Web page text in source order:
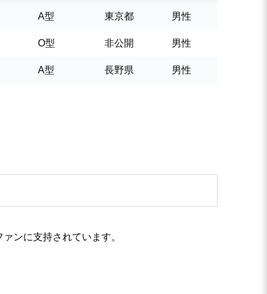
A型 東京都 男性
O型 非公開 男性
A型 長野県 男性
ンに支持されています。